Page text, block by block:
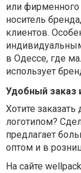
или
носитель
клиентов.
в Одессе, где
использует
Удобный заказ
Хотите
логотипом?
предлагает
оптом и в
На сайте